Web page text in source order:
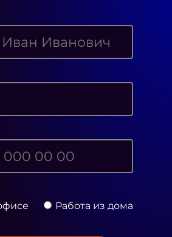
Работа из дома